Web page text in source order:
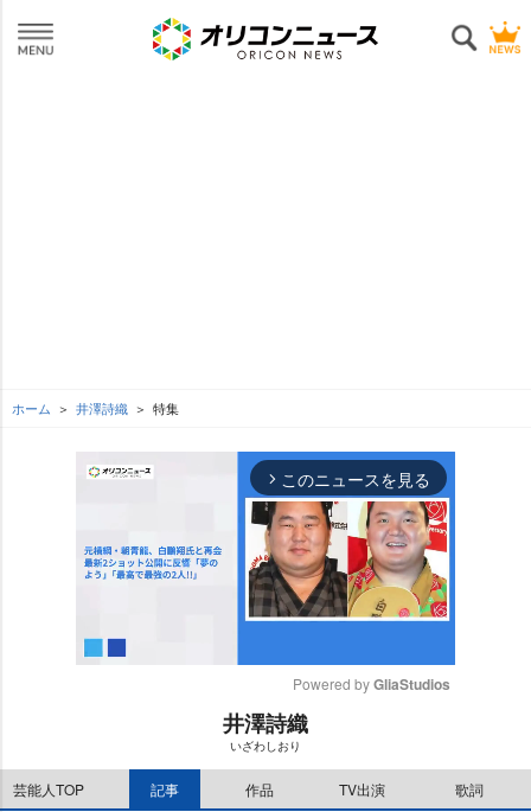
ホーム 井澤詩織 特集
arrow_forward_ios このニュースを見る
e
Powered by GliaStudios
井澤詩織
いざわしおり
芸能人TOP 記事 作品 TV出演 歌詞